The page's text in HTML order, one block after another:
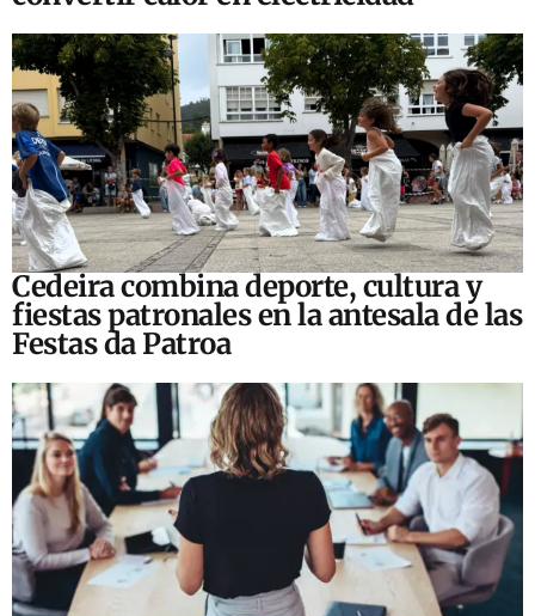
Cedeira combina deporte, cultura y
fiestas patronales en la antesala de las
Festas da Patroa